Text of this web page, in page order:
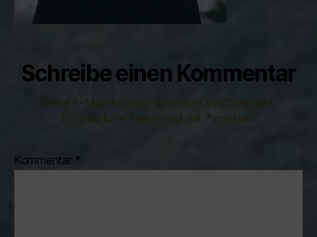
Schreibe einen Kommentar
Deine E-Mail-Adresse wird nicht veröffentlicht.
Erforderliche Felder sind mit * markiert
Kommentar *